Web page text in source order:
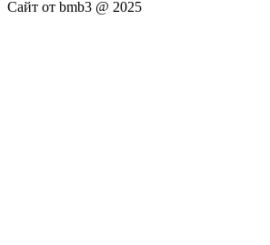
Сайт от bmb3 @ 2025